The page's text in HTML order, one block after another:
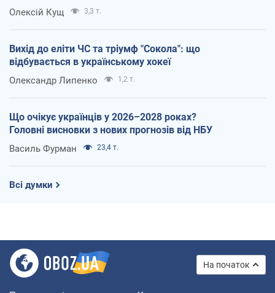
Олексій Кущ 3,3 т.
Вихід до еліти ЧС та тріумф "Сокола": що
відбувається в українському хокеї
Олександр Липенко 1,2 т.
Що очікує українців у 2026–2028 роках?
Головні висновки з нових прогнозів від НБУ
Василь Фурман 23,4 т.
Всі думки
На початок